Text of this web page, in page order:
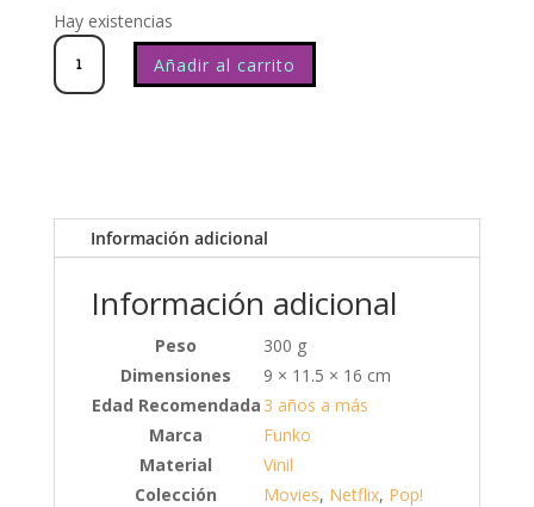
Hay existencias
Kpop
Demon
Hunters
GITD
Tiger
Bird
2260
cantidad Añadir al carrito
Información adicional
Información adicional
Peso
300 g
Dimensiones
9 × 11.5 × 16 cm
Edad Recomendada 3 años a más
Marca
Funko
Material
Vinil
Colección
Movies, Netflix, Pop!